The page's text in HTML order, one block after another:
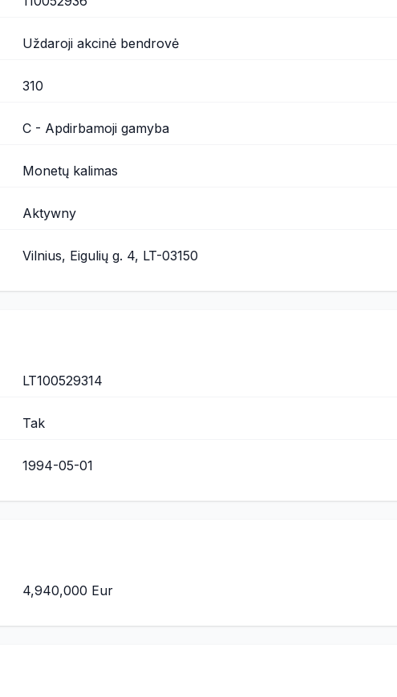
Uždaroji akcinė bendrovė
310
C - Apdirbamoji gamyba
Monetų kalimas
Aktywny
Vilnius, Eigulių g. 4, LT-03150
LT100529314
Tak
1994-05-01
4,940,000 Eur